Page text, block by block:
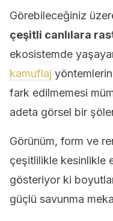
Görebileceğiniz
çeşitli canlılara
ekosistemde
kamuflaj
fark edilmemesi
adeta görsel bir
Görünüm, form ve
çeşitlilikle kesinlikle
gösteriyor ki
güçlü savunma